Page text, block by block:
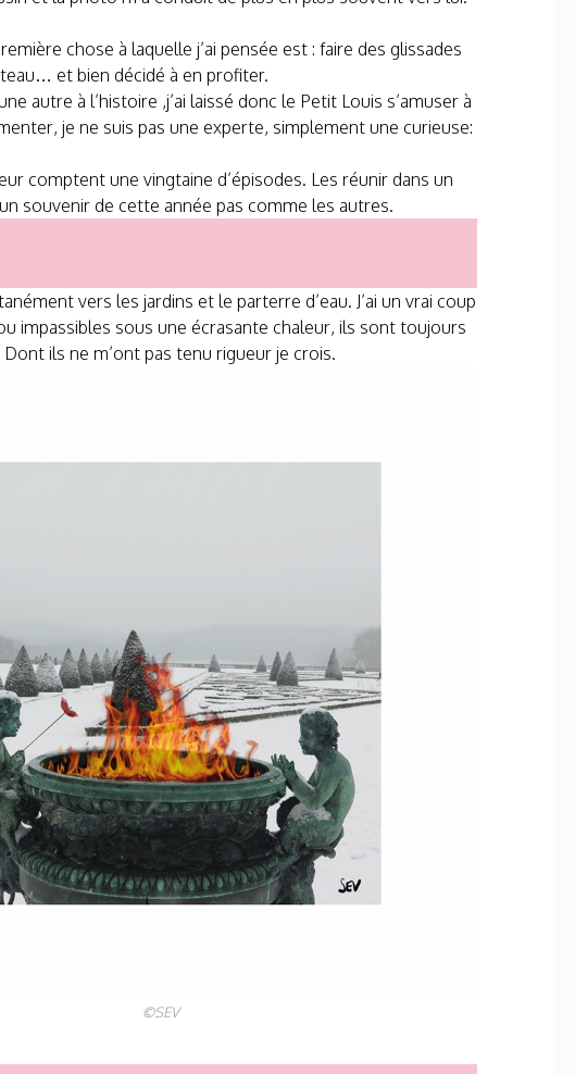
chose à laquelle j’ai pensée est : faire des glissades
et bien décidé à en profiter.
autre à l’histoire ,j’ai laissé donc le Petit Louis s’amuser à
je ne suis pas une experte, simplement une curieuse:
comptent une vingtaine d’épisodes. Les réunir dans un
souvenir de cette année pas comme les autres.
vers les jardins et le parterre d’eau. J’ai un vrai coup
impassibles sous une écrasante chaleur, ils sont toujours
ils ne m’ont pas tenu rigueur je crois.
©SEV